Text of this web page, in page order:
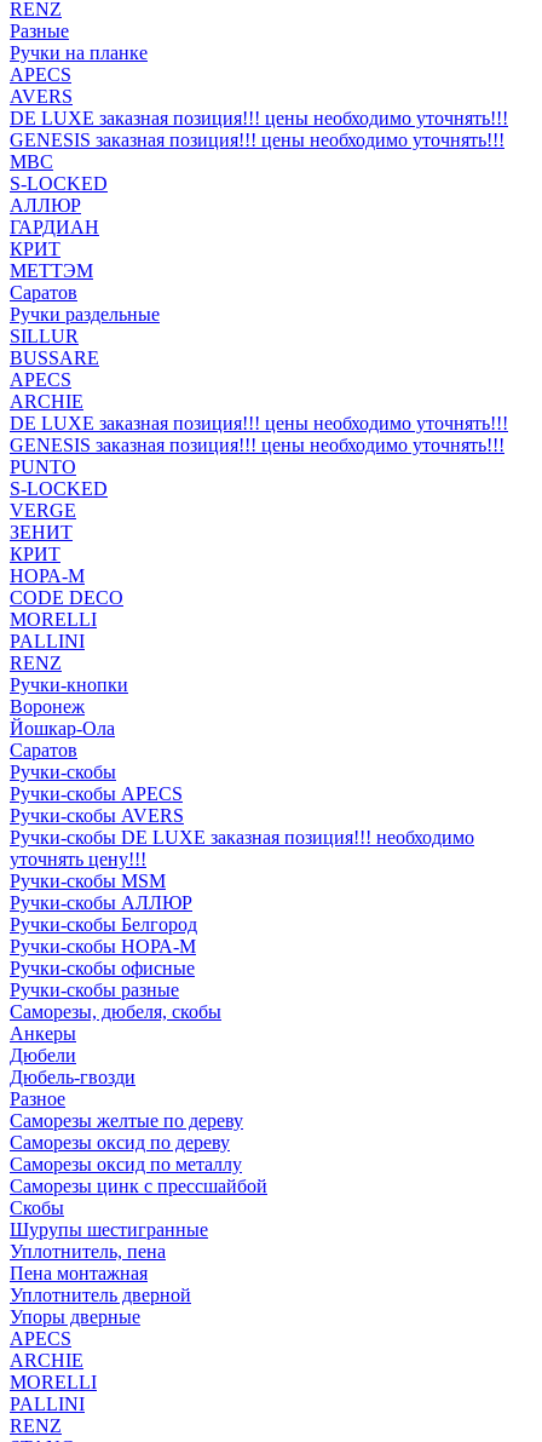
RENZ
Разные
Ручки на планке
APECS
AVERS
DE LUXE заказная позиция!!! цены необходимо уточнять!!!
GENESIS заказная позиция!!! цены необходимо уточнять!!!
MBC
S-LOCKED
АЛЛЮР
ГАРДИАН
КРИТ
МЕТТЭМ
Саратов
Ручки раздельные
SILLUR
BUSSARE
APECS
ARCHIE
DE LUXE заказная позиция!!! цены необходимо уточнять!!!
GENESIS заказная позиция!!! цены необходимо уточнять!!!
PUNTO
S-LOCKED
VERGE
ЗЕНИТ
КРИТ
НОРА-М
CODE DECO
MORELLI
PALLINI
RENZ
Ручки-кнопки
Воронеж
Йошкар-Ола
Саратов
Ручки-скобы
Ручки-скобы APECS
Ручки-скобы AVERS
Ручки-скобы DE LUXE заказная позиция!!! необходимо
уточнять цену!!!
Ручки-скобы MSM
Ручки-скобы АЛЛЮР
Ручки-скобы Белгород
Ручки-скобы НОРА-М
Ручки-скобы офисные
Ручки-скобы разные
Саморезы, дюбеля, скобы
Анкеры
Дюбели
Дюбель-гвозди
Разное
Саморезы желтые по дереву
Саморезы оксид по дереву
Саморезы оксид по металлу
Саморезы цинк с прессшайбой
Скобы
Шурупы шестигранные
Уплотнитель, пена
Пена монтажная
Уплотнитель дверной
Упоры дверные
APECS
ARCHIE
MORELLI
PALLINI
RENZ